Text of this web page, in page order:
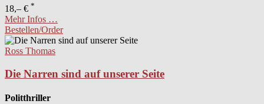
18,– € *
Mehr Infos …
Bestellen/Order
Ross Thomas
Die Narren sind auf unserer Seite
Politthriller